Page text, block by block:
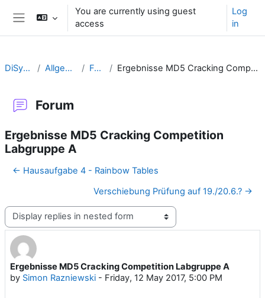
Skip to main content
You are currently using guest
access
Log
in
DiSy-1617 Allgemeines Forum Ergebnisse MD5 Cracking Competition Labgruppe A
Forum
Ergebnisse MD5 Cracking Competition
Labgruppe A
← Hausaufgabe 4 - Rainbow Tables
Verschiebung Prüfung auf 19./20.6.? →
Display mode
Ergebnisse MD5 Cracking Competition Labgruppe A
by Simon Razniewski - Friday, 12 May 2017, 5:00 PM
Number of replies: 0